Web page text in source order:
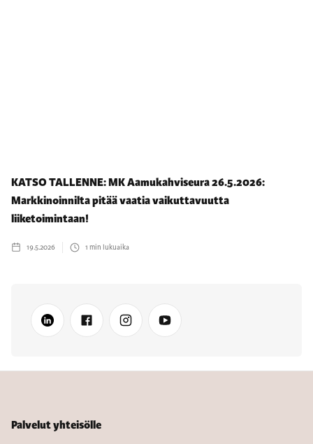
KATSO TALLENNE: MK Aamukahviseura 26.5.2026:
Markkinoinnilta pitää vaatia vaikuttavuutta
liiketoimintaan!
19.5.2026 1 min lukuaika
Palvelut yhteisölle